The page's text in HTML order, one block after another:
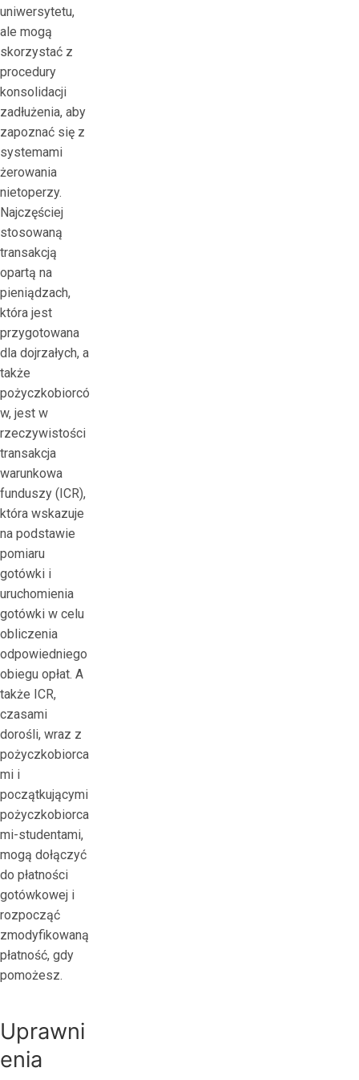
uniwersytetu,
ale mogą
skorzystać z
procedury
konsolidacji
zadłużenia, aby
zapoznać się z
systemami
żerowania
nietoperzy.
Najczęściej
stosowaną
transakcją
opartą na
pieniądzach,
która jest
przygotowana
dla dojrzałych, a
także
pożyczkobiorcó
w, jest w
rzeczywistości
transakcja
warunkowa
funduszy (ICR),
która wskazuje
na podstawie
pomiaru
gotówki i
uruchomienia
gotówki w celu
obliczenia
odpowiedniego
obiegu opłat. A
także ICR,
czasami
dorośli, wraz z
pożyczkobiorca
mi i
początkującymi
pożyczkobiorca
mi-studentami,
mogą dołączyć
do płatności
gotówkowej i
rozpocząć
zmodyfikowaną
płatność, gdy
pomożesz.
Uprawni
enia